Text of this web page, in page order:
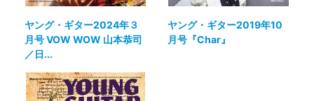
ヤング・ギター2024年３
月号 VOW WOW 山本恭司
／日...
ヤング・ギター2019年10
月号『Char』